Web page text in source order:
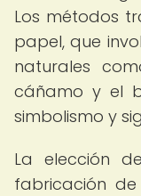
Los métodos
papel, que
naturales
cáñamo y el
simbolismo y
La elección
fabricación